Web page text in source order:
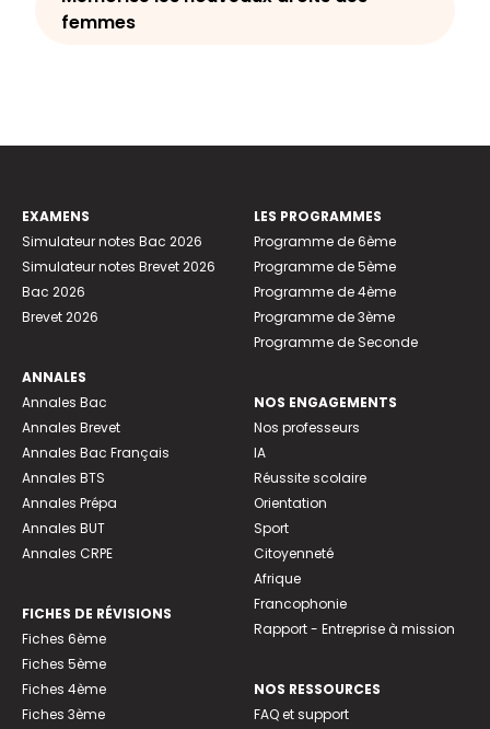
femmes
EXAMENS
Simulateur notes Bac 2026
Simulateur notes Brevet 2026
Bac 2026
Brevet 2026
ANNALES
Annales Bac
Annales Brevet
Annales Bac Français
Annales BTS
Annales Prépa
Annales BUT
Annales CRPE
FICHES DE RÉVISIONS
Fiches 6ème
Fiches 5ème
Fiches 4ème
Fiches 3ème
LES PROGRAMMES
Programme de 6ème
Programme de 5ème
Programme de 4ème
Programme de 3ème
Programme de Seconde
NOS ENGAGEMENTS
Nos professeurs
IA
Réussite scolaire
Orientation
Sport
Citoyenneté
Afrique
Francophonie
Rapport - Entreprise à mission
NOS RESSOURCES
FAQ et support